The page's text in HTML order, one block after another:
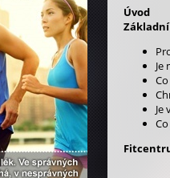
Úvod
Je